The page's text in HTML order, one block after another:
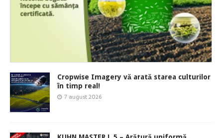
Cropwise Imagery vă arată starea culturilor
în timp real!
7 august 2026